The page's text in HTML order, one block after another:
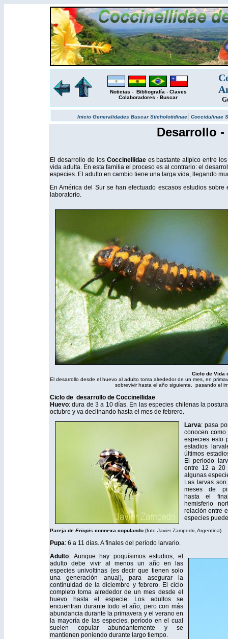
Noticias - Bibliografía - Claves
Colaboradores - Buscar
Inicio Generalidades BuscarSticholotidinae| Coccidulinae
Desarrollo
El desarrollo de los Coccinellidaees bastante atípico entre
vida adulta. En esta familia el proceso es al contrario: el
especies. El adulto en cambio tiene una larga vida, llegando
En América del Sur se han efectuado escasos estudios
laboratorio.
Ciclo de Vida
El desarrollo desde el huevo al adulto toma alrededor de un mes, en
sobrevivir hasta el año siguiente, pasando el
Ciclo de desarrollo de Coccinellidae
Huevo: dura de 3 a 10 días. En las especies chilenas la
octubre y va declinando hasta el mes de febrero.
Larva: pasa
conocen
especies esto
estadios
últimos
El periodo
entre 12 a 20
algunas
Las larvas
meses de
hasta el
hemisferio
relación entre
especies
Pareja de Eriopis connexa copulando (foto Javier Zampedri, Argentina).
Pupa: 6 a 11 días. A finales del período larvario.
Adulto: Aunque hay poquísimos estudios, el
adulto debe vivir al menos un año en las
especies univoltinas (es decir que tienen solo
una generación anual), para asegurar la
continuidad de la diciembre y febrero. El ciclo
completo toma alrededor de un mes desde el
huevo hasta el especie. Los adultos se
encuentran durante todo el año, pero con más
abundancia durante la primavera y el verano en
la mayoría de las especies, período en el cual
suelen copular abundantemente y se
mantienen poniendo durante largo tiempo.